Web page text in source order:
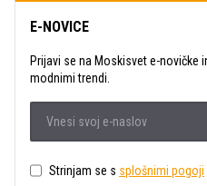
E-NOVICE
Prijavi se na Moskisvet e-novičke
modnimi trendi.
Strinjam se s splošnimi pogoji